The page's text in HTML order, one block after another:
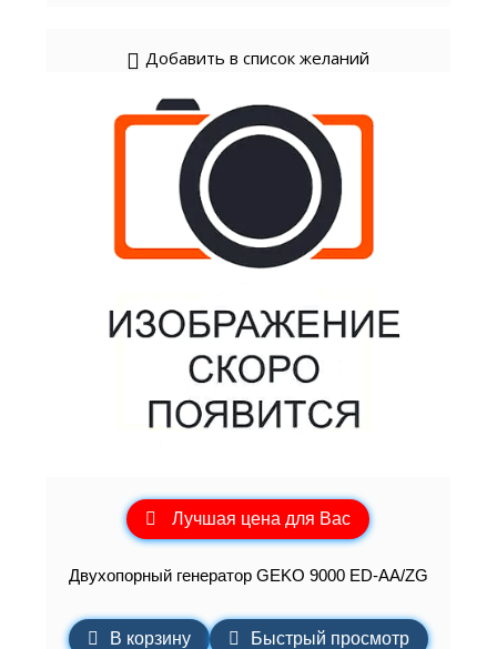
Добавить в список желаний
Лучшая цена для Вас
Двухопорный генератор GEKO 9000 ED-AA/ZG
В корзину Быстрый просмотр